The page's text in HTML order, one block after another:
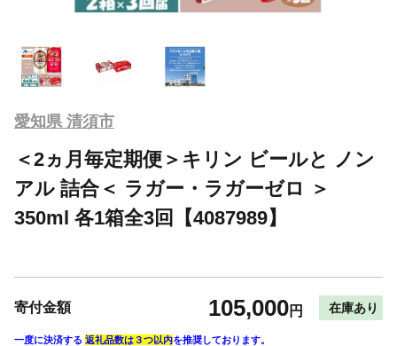
愛知県 清須市
＜2ヵ月毎定期便＞キリン ビールと ノン
アル 詰合＜ ラガー・ラガーゼロ ＞
350ml 各1箱全3回【4087989】
寄付金額 105,000円 在庫あり
一度に決済する 返礼品数は３つ以内を推奨しております。